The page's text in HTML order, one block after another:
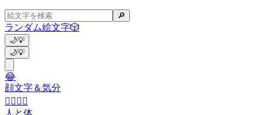
🔎
ランダム絵文字🎲
🌙💡
🌙💡
😂
顔文字＆気分
👩‍❤️‍💋‍👨
人と体